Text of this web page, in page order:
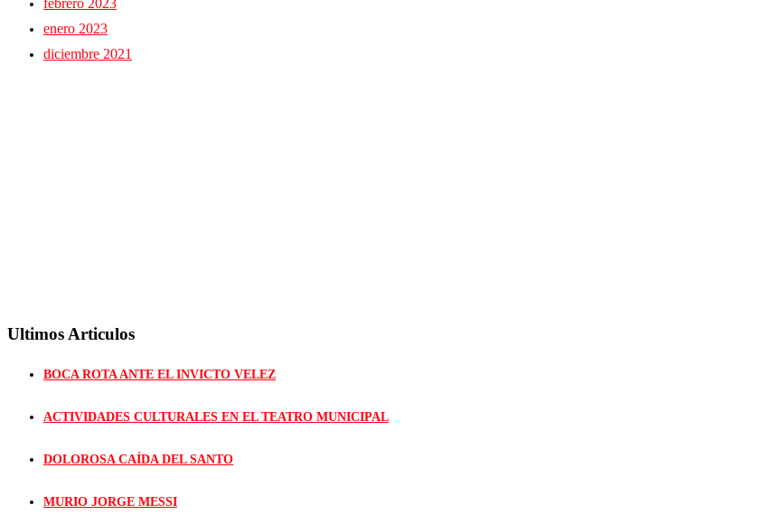
febrero 2023
enero 2023
diciembre 2021
Ultimos Articulos
BOCA ROTA ANTE EL INVICTO VELEZ
ACTIVIDADES CULTURALES EN EL TEATRO MUNICIPAL
DOLOROSA CAÍDA DEL SANTO
MURIO JORGE MESSI